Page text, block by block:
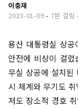
이충재
2023-01-09 - 7분 걸림
용산 대통령실 상
안전에 비상이 걸
무실 상공에 설치
시 체계와 무기도
저도 장소적 경호